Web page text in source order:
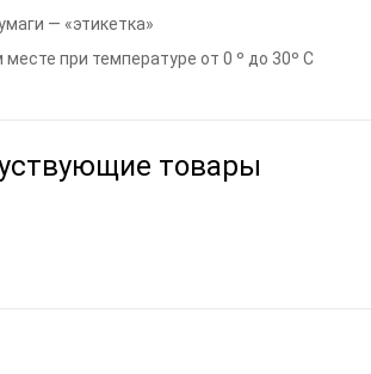
— «этикетка»
месте при температуре от 0 º до 30º С
товары